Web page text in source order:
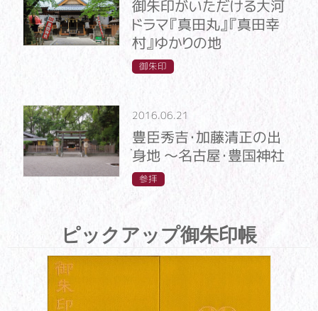
御朱印がいただける大河
ドラマ『真田丸』『真田幸
村』ゆかりの地
御朱印
2016.06.21
豊臣秀吉・加藤清正の出
身地 ～名古屋・豊国神社
参拝
ピックアップ御朱印帳